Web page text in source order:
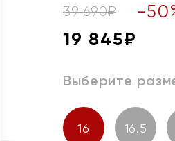
39 690₽ -50
19 845₽
Выберите
16 16.5